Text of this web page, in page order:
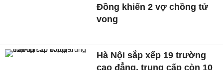
Đồng khiến 2 vợ chồng tử
vong
Hà Nội sắp xếp 19 trường
cao đẳng, trung cấp còn 10